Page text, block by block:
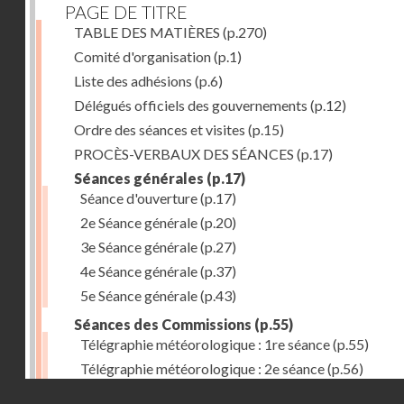
PAGE DE TITRE
TABLE DES MATIÈRES (p.270)
Comité d'organisation(p.1)
Liste des adhésions (p.6)
Délégués officiels des gouvernements (p.12)
Ordre des séances et visites (p.15)
PROCÈS-VERBAUX DES SÉANCES (p.17)
Séances générales (p.17)
Séance d'ouverture(p.17)
2e Séance générale(p.20)
3e Séance générale(p.27)
4e Séance générale(p.37)
5e Séance générale(p.43)
Séances des Commissions (p.55)
Télégraphie météorologique : 1re séance(p.55)
Télégraphie météorologique : 2e séance(p.56)